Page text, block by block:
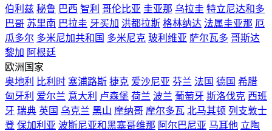
伯利兹 秘鲁 巴西 智利 哥伦比亚 圭亚那 乌拉圭 特立尼达和多
巴哥 苏里南 巴拉圭 牙买加 洪都拉斯 格林纳达 法属圭亚那 厄
瓜多尔 多米尼加共和国 多米尼克 玻利维亚 萨尔瓦多 哥斯达
黎加 阿根廷
欧洲国家
奥地利
比利时 塞浦路斯 捷克 爱沙尼亚 芬兰 法国 德国 希腊
匈牙利 爱尔兰 意大利 卢森堡 荷兰 波兰 葡萄牙 斯洛伐克 西班
牙 瑞典 英国 乌克兰 黑山 摩纳哥 摩尔多瓦 北马其顿 列支敦士
登 保加利亚 波斯尼亚和黑塞哥维那 阿尔巴尼亚 马耳他 立陶